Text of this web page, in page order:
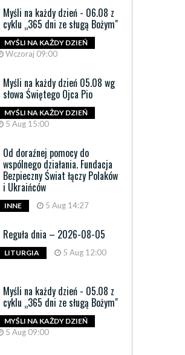
Myśli na każdy dzień - 06.08 z
cyklu „365 dni ze sługą Bożym"
MYŚLI NA KAŻDY DZIEŃ
Wczoraj 09:00
Myśli na każdy dzień 05.08 wg
słowa Świętego Ojca Pio
MYŚLI NA KAŻDY DZIEŃ
5 Aug 15:00
Od doraźnej pomocy do
wspólnego działania. Fundacja
Bezpieczny Świat łączy Polaków
i Ukraińców
INNE 5 Aug 14:27
Reguła dnia – 2026-08-05
LITURGIA 5 Aug 12:00
Myśli na każdy dzień - 05.08 z
cyklu „365 dni ze sługą Bożym"
MYŚLI NA KAŻDY DZIEŃ
5 Aug 09:00